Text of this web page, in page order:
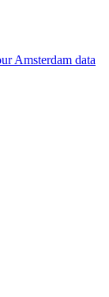
Amsterdam data